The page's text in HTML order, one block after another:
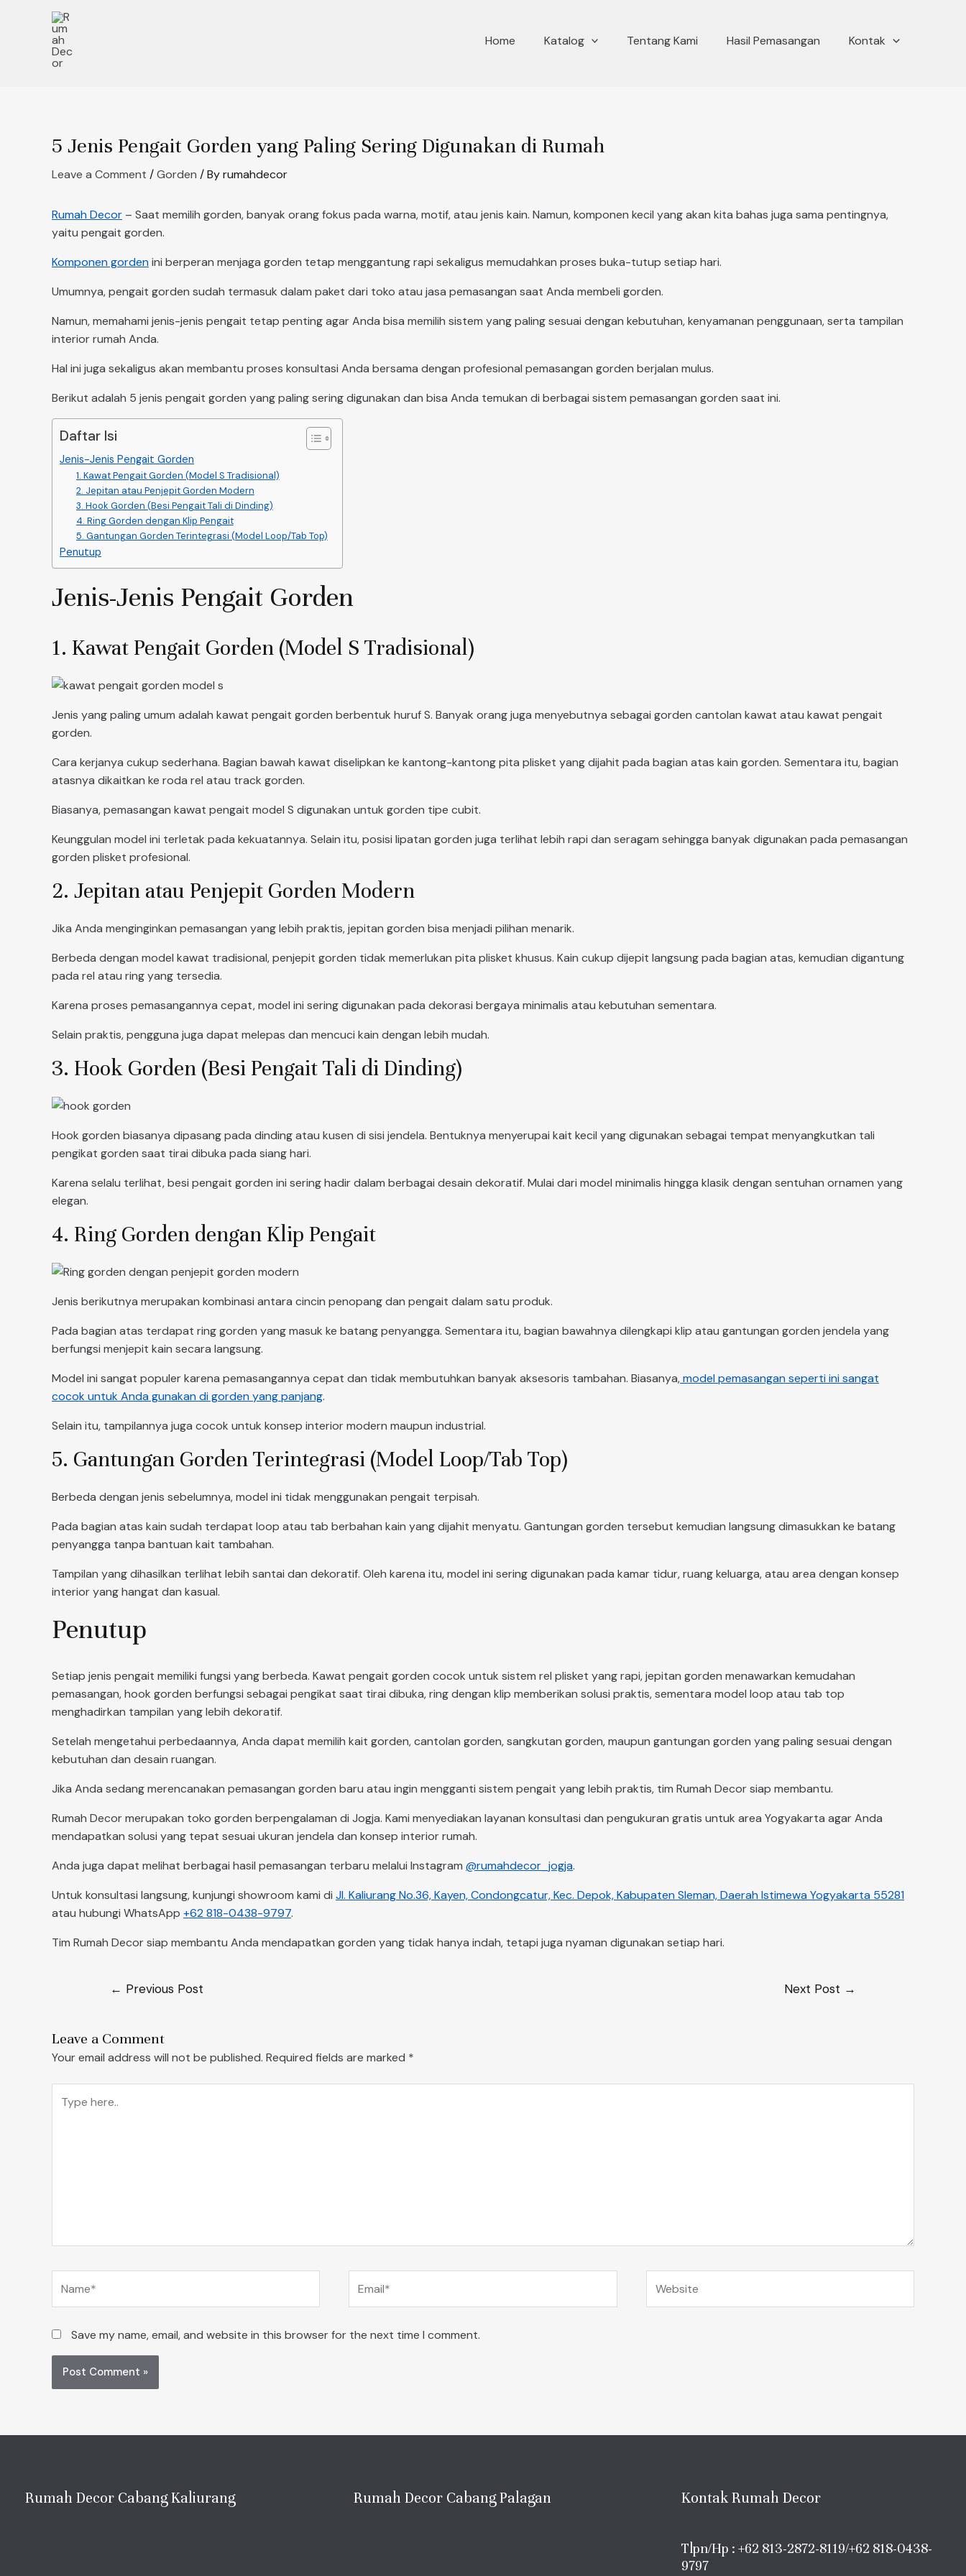
Home Katalog Tentang Kami Hasil Pemasangan Kontak
5 Jenis Pengait Gorden yang Paling Sering Digunakan di Rumah
Leave a Comment /Gorden / Byrumahdecor
Rumah Decor – Saat memilih gorden, banyak orang fokus pada warna, motif, atau jenis kain. Namun, komponen kecil yang akan kita bahas juga sama pentingnya,
yaitu pengait gorden.
Komponen gordenini berperan menjaga gorden tetap menggantung rapi sekaligus memudahkan proses buka-tutup setiap hari.
Umumnya, pengait gorden sudah termasuk dalam paket dari toko atau jasa pemasangan saat Anda membeli gorden.
Namun, memahami jenis-jenis pengait tetap penting agar Anda bisa memilih sistem yang paling sesuai dengan kebutuhan, kenyamanan penggunaan, serta tampilan
interior rumah Anda.
Hal ini juga sekaligus akan membantu proses konsultasi Anda bersama dengan profesional pemasangan gorden berjalan mulus.
Berikut adalah 5 jenis pengait gorden yang paling sering digunakan dan bisa Anda temukan di berbagai sistem pemasangan gorden saat ini.
Daftar Isi
Jenis-Jenis Pengait Gorden
1. Kawat Pengait Gorden (Model S Tradisional)
2. Jepitan atau Penjepit Gorden Modern
3. Hook Gorden (Besi Pengait Tali di Dinding)
4. Ring Gorden dengan Klip Pengait
5. Gantungan Gorden Terintegrasi (Model Loop/Tab Top)
Penutup
Jenis-Jenis Pengait Gorden
1. Kawat Pengait Gorden (Model S Tradisional)
Jenis yang paling umum adalah kawat pengait gorden berbentuk huruf S. Banyak orang juga menyebutnya sebagai gorden cantolan kawat atau kawat pengait
gorden.
Cara kerjanya cukup sederhana. Bagian bawah kawat diselipkan ke kantong-kantong pita plisket yang dijahit pada bagian atas kain gorden. Sementara itu, bagian
atasnya dikaitkan ke roda rel atau track gorden.
Biasanya, pemasangan kawat pengait model S digunakan untuk gorden tipe cubit.
Keunggulan model ini terletak pada kekuatannya. Selain itu, posisi lipatan gorden juga terlihat lebih rapi dan seragam sehingga banyak digunakan pada pemasangan
gorden plisket profesional.
2. Jepitan atau Penjepit Gorden Modern
Jika Anda menginginkan pemasangan yang lebih praktis, jepitan gorden bisa menjadi pilihan menarik.
Berbeda dengan model kawat tradisional, penjepit gorden tidak memerlukan pita plisket khusus. Kain cukup dijepit langsung pada bagian atas, kemudian digantung
pada rel atau ring yang tersedia.
Karena proses pemasangannya cepat, model ini sering digunakan pada dekorasi bergaya minimalis atau kebutuhan sementara.
Selain praktis, pengguna juga dapat melepas dan mencuci kain dengan lebih mudah.
3. Hook Gorden (Besi Pengait Tali di Dinding)
Hook gorden biasanya dipasang pada dinding atau kusen di sisi jendela. Bentuknya menyerupai kait kecil yang digunakan sebagai tempat menyangkutkan tali
pengikat gorden saat tirai dibuka pada siang hari.
Karena selalu terlihat, besi pengait gorden ini sering hadir dalam berbagai desain dekoratif. Mulai dari model minimalis hingga klasik dengan sentuhan ornamen yang
elegan.
4. Ring Gorden dengan Klip Pengait
Jenis berikutnya merupakan kombinasi antara cincin penopang dan pengait dalam satu produk.
Pada bagian atas terdapat ring gorden yang masuk ke batang penyangga. Sementara itu, bagian bawahnya dilengkapi klip atau gantungan gorden jendela yang
berfungsi menjepit kain secara langsung.
Model ini sangat populer karena pemasangannya cepat dan tidak membutuhkan banyak aksesoris tambahan. Biasanya,model pemasangan seperti ini sangat
cocok untuk Anda gunakan di gorden yang panjang.
Selain itu, tampilannya juga cocok untuk konsep interior modern maupun industrial.
5. Gantungan Gorden Terintegrasi (Model Loop/Tab Top)
Berbeda dengan jenis sebelumnya, model ini tidak menggunakan pengait terpisah.
Pada bagian atas kain sudah terdapat loop atau tab berbahan kain yang dijahit menyatu. Gantungan gorden tersebut kemudian langsung dimasukkan ke batang
penyangga tanpa bantuan kait tambahan.
Tampilan yang dihasilkan terlihat lebih santai dan dekoratif. Oleh karena itu, model ini sering digunakan pada kamar tidur, ruang keluarga, atau area dengan konsep
interior yang hangat dan kasual.
Penutup
Setiap jenis pengait memiliki fungsi yang berbeda. Kawat pengait gorden cocok untuk sistem rel plisket yang rapi, jepitan gorden menawarkan kemudahan
pemasangan, hook gorden berfungsi sebagai pengikat saat tirai dibuka, ring dengan klip memberikan solusi praktis, sementara model loop atau tab top
menghadirkan tampilan yang lebih dekoratif.
Setelah mengetahui perbedaannya, Anda dapat memilih kait gorden, cantolan gorden, sangkutan gorden, maupun gantungan gorden yang paling sesuai dengan
kebutuhan dan desain ruangan.
Jika Anda sedang merencanakan pemasangan gorden baru atau ingin mengganti sistem pengait yang lebih praktis, tim Rumah Decor siap membantu.
Rumah Decor merupakan toko gorden berpengalaman di Jogja. Kami menyediakan layanan konsultasi dan pengukuran gratis untuk area Yogyakarta agar Anda
mendapatkan solusi yang tepat sesuai ukuran jendela dan konsep interior rumah.
Anda juga dapat melihat berbagai hasil pemasangan terbaru melalui Instagram @rumahdecor_jogja.
Untuk konsultasi langsung, kunjungi showroom kami di Jl. Kaliurang No.36, Kayen, Condongcatur, Kec. Depok, Kabupaten Sleman, Daerah Istimewa Yogyakarta 55281
atau hubungi WhatsApp +62 818-0438-9797.
Tim Rumah Decor siap membantu Anda mendapatkan gorden yang tidak hanya indah, tetapi juga nyaman digunakan setiap hari.
← Previous Post Next Post →
Leave a Comment
Your email address will not be published. Required fields are marked *
here..
Save my name, email, and website in this browser for the next time I comment.
Rumah Decor Cabang Kaliurang Rumah Decor Cabang Palagan Kontak Rumah Decor
Tlpn/Hp : +62 813-2872-8119/+62 818-0438-
9797